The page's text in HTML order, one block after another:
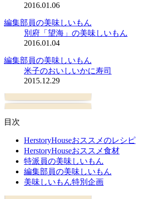
2016.01.06
編集部員の美味しいもん
別府「望海」の美味しいもん
2016.01.04
編集部員の美味しいもん
米子のおいしいかに寿司
2015.12.29
目次
HerstoryHouseおススメのレシピ
HerstoryHouseおススメ食材
特派員の美味しいもん
編集部員の美味しいもん
美味しいもん特別企画